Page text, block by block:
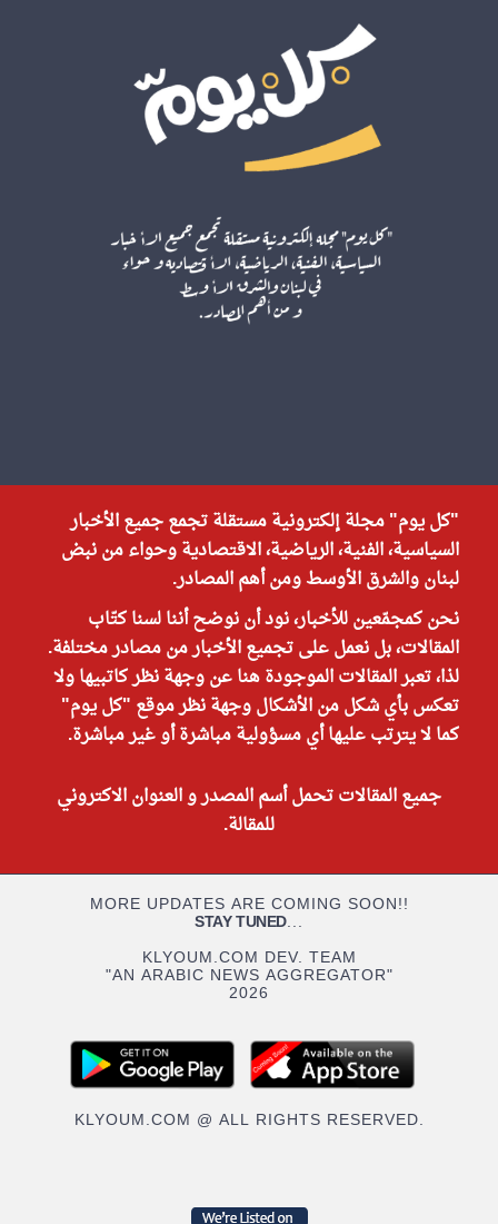
"كل يوم" مجلة إلكترونية مستقلة تجمع جميع الأخبار
السياسية، الفنية، الرياضية، الاقتصادية وحواء من نبض
لبنان والشرق الأوسط ومن أهم المصادر.
نحن كمجمّعين للأخبار، نود أن نوضح أننا لسنا كتّاب
المقالات، بل نعمل على تجميع الأخبار من مصادر مختلفة.
لذا، تعبر المقالات الموجودة هنا عن وجهة نظر كاتبيها ولا
تعكس بأي شكل من الأشكال وجهة نظر موقع "كل يوم"
كما لا يترتب عليها أي مسؤولية مباشرة أو غير مباشرة.
جميع المقالات تحمل أسم المصدر و العنوان الاكتروني
للمقالة.
MORE UPDATES ARE COMING SOON!!
STAY TUNED...
KLYOUM.COM DEV. TEAM
"AN ARABIC NEWS AGGREGATOR"
2026
KLYOUM.COM @ ALL RIGHTS RESERVED.